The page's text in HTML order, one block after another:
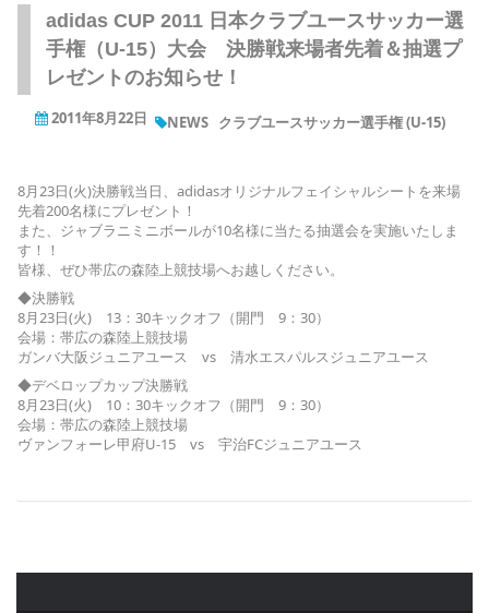
adidas CUP 2011 日本クラブユースサッカー選
手権（U-15）大会 決勝戦来場者先着＆抽選プ
レゼントのお知らせ！
2011年8月22日 NEWS クラブユースサッカー選手権 (U-15)
8月23日(火)決勝戦当日、adidasオリジナルフェイシャルシートを来場
先着200名様にプレゼント！
また、ジャブラニミニボールが10名様に当たる抽選会を実施いたしま
す！！
皆様、ぜひ帯広の森陸上競技場へお越しください。
◆決勝戦
8月23日(火) 13：30キックオフ（開門 9：30）
会場：帯広の森陸上競技場
ガンバ大阪ジュニアユース vs 清水エスパルスジュニアユース
◆デベロップカップ決勝戦
8月23日(火) 10：30キックオフ（開門 9：30）
会場：帯広の森陸上競技場
ヴァンフォーレ甲府U-15 vs 宇治FCジュニアユース